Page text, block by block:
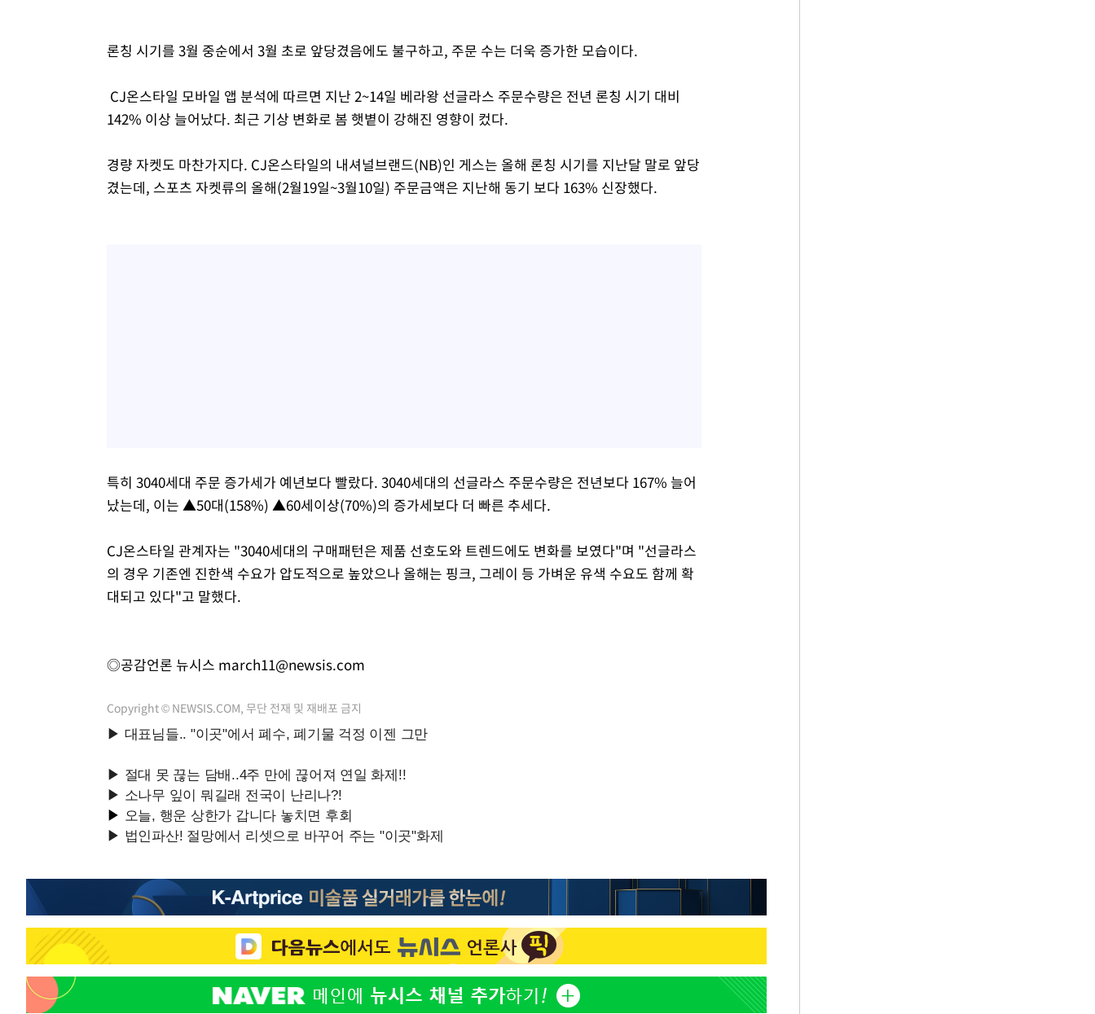
론칭 시기를 3월 중순에서 3월 초로 앞당겼음에도 불구하고, 주문 수는 더욱 증가한 모습이다.
CJ온스타일 모바일 앱 분석에 따르면 지난 2~14일 베라왕 선글라스 주문수량은 전년 론칭 시기 대비
142% 이상 늘어났다. 최근 기상 변화로 봄 햇볕이 강해진 영향이 컸다.
경량 자켓도 마찬가지다. CJ온스타일의 내셔널브랜드(NB)인 게스는 올해 론칭 시기를 지난달 말로 앞당
겼는데, 스포츠 자켓류의 올해(2월19일~3월10일) 주문금액은 지난해 동기 보다 163% 신장했다.
특히 3040세대 주문 증가세가 예년보다 빨랐다. 3040세대의 선글라스 주문수량은 전년보다 167% 늘어
났는데, 이는 ▲50대(158%) ▲60세이상(70%)의 증가세보다 더 빠른 추세다.
CJ온스타일 관계자는 "3040세대의 구매패턴은 제품 선호도와 트렌드에도 변화를 보였다"며 "선글라스
의 경우 기존엔 진한색 수요가 압도적으로 높았으나 올해는 핑크, 그레이 등 가벼운 유색 수요도 함께 확
대되고 있다"고 말했다.
◎공감언론 뉴시스 march11@newsis.com
Copyright © NEWSIS.COM, 무단 전재 및 재배포 금지